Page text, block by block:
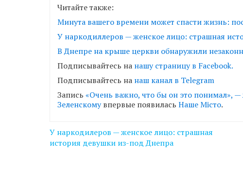
Читайте также:
Минута вашего времени может спасти жизнь:
У наркодиллеров — женское лицо: страшная
В Днепре на крыше церкви обнаружили
Подписывайтесь на нашу страницу в Facebook.
Подписывайтесь на наш канал в Telegram
Запись «Очень важно, что бы он это понимал»,
Зеленскомувпервые появилась Наше Місто.
Навігація
записів
У наркодилеров — женское лицо: страшная
история девушки из-под Днепра